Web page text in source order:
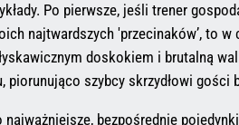
Po pierwsze, jeśli trener
najtwardszych 'przecinaków’, to
doskokiem i brutalną
piorunująco szybcy skrzydłowi
najważniejsze, bezpośrednie